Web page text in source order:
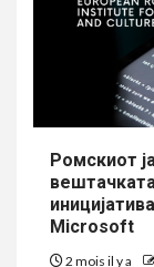
Ромскиот
вештачката
Microsoft
2 mois il y a